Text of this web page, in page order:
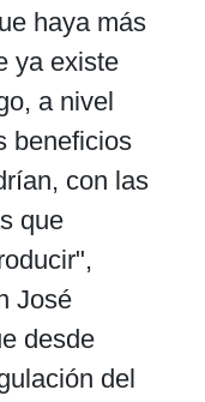
haya más
ya existe
a nivel
beneficios
con las
que
José
desde
del